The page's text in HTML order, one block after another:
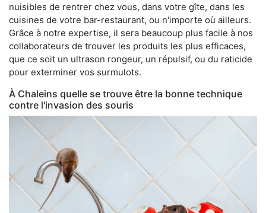
nuisibles de rentrer chez vous, dans votre gîte, dans les
cuisines de votre bar-restaurant, ou n'importe où ailleurs.
Grâce à notre expertise, il sera beaucoup plus facile à nos
collaborateurs de trouver les produits les plus efficaces,
que ce soit un ultrason rongeur, un répulsif, ou du raticide
pour exterminer vos surmulots.
À Chaleins quelle se trouve être la bonne technique
contre l'invasion des souris